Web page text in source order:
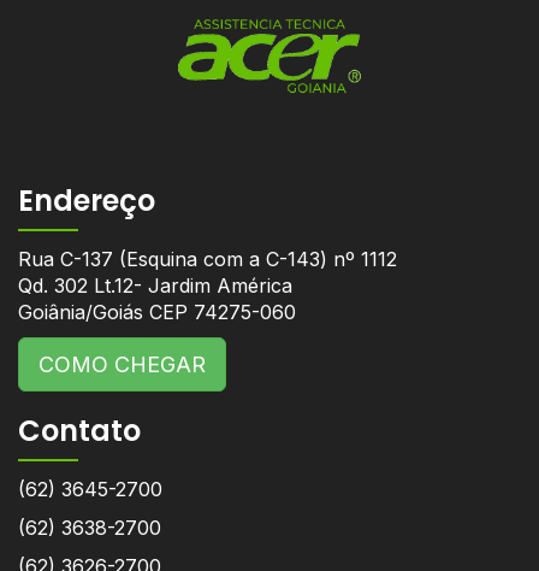
Endereço
Rua C-137 (Esquina com a C-143) nº 1112
Qd. 302 Lt.12- Jardim América
Goiânia/Goiás CEP 74275-060
COMO CHEGAR
Contato
(62) 3645-2700
(62) 3638-2700
(62) 3626-2700